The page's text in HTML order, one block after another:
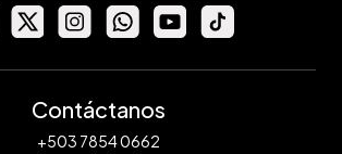
Contáctanos
+503 7854 0662